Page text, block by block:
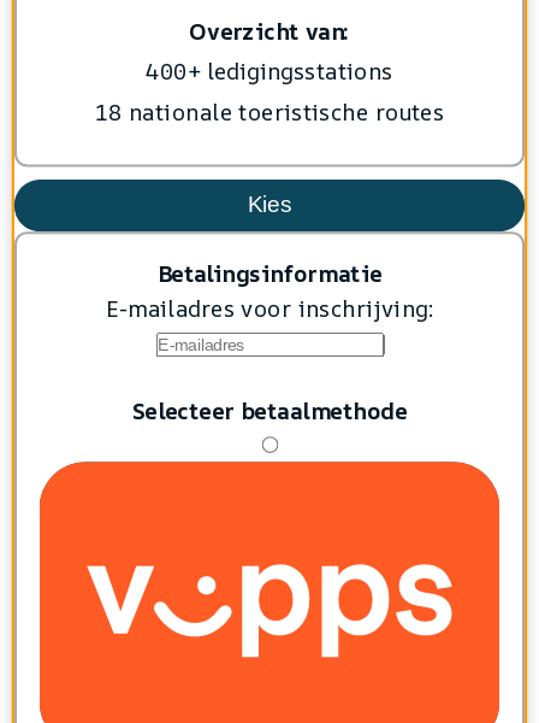
Overzicht van:
400+ ledigingsstations
18 nationale toeristische routes
Kies
Betalingsinformatie
E-mailadres voor inschrijving:
Selecteer betaalmethode